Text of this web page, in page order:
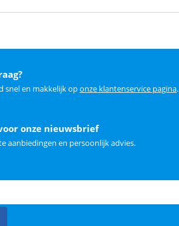
snel en makkelijk oponze klantenservice pagina.
onze nieuwsbrief
aanbiedingen en persoonlijk advies.